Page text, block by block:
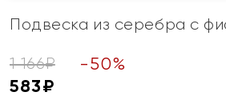
Подвеска из серебра с
1 166₽ -50%
583₽